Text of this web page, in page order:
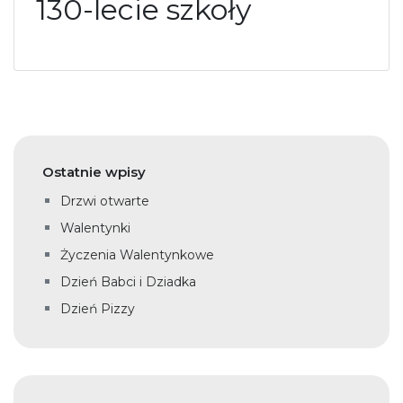
130-lecie szkoły
Ostatnie wpisy
Drzwi otwarte
Walentynki
Życzenia Walentynkowe
Dzień Babci i Dziadka
Dzień Pizzy